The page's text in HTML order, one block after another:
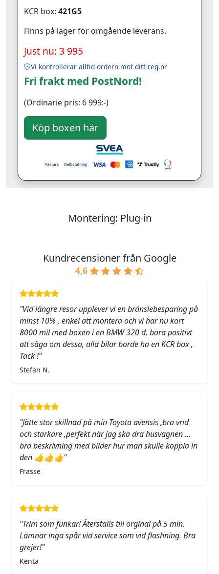
KCR box: 421G5
Finns på lager för omgående leverans.
Just nu: 3 995
Vi kontrollerar alltid ordern mot ditt reg.nr
Fri frakt med PostNord!
(Ordinarie pris: 6 999:-)
Montering: Plug-in
Kundrecensioner från Google
4,6
"Vid längre resor upplever vi en bränslebesparing på
minst 10% , enkel att montera och vi har nu kört
8000 mil med boxen i en BMW 320 d, bara positivt
att säga om dessa, alla bilar borde ha en KCR box ,
Tack !"
Stefan N.
"Jätte stor skillnad på min Toyota avensis ,bra vrid
och starkare ,perfekt när jag ska dra husvagnen …
bra beskrivning med bilder hur man skulle koppla in
den 👍👍👍"
Frasse
"Trim som funkar! Återställs till orginal på 5 min.
Lämnar inga spår vid service som vid flashning. Bra
grejer!"
Kenta